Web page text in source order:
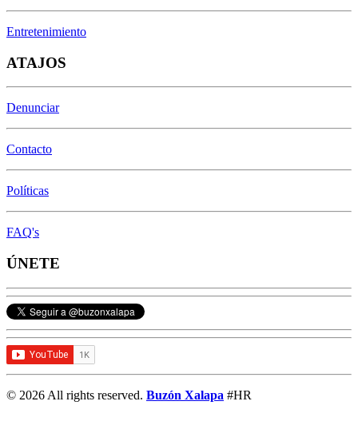
Entretenimiento
ATAJOS
Denunciar
Contacto
Políticas
FAQ's
ÚNETE
© 2026 All rights reserved. Buzón Xalapa #HR